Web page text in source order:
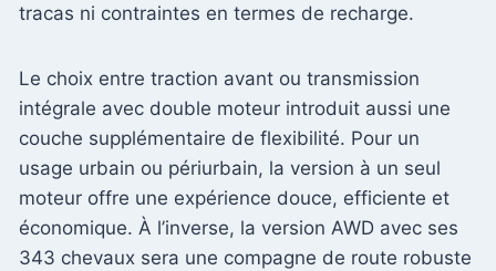
tracas ni contraintes en termes de recharge.
Le choix entre traction avant ou transmission
intégrale avec double moteur introduit aussi une
couche supplémentaire de flexibilité. Pour un
usage urbain ou périurbain, la version à un seul
moteur offre une expérience douce, efficiente et
économique. À l’inverse, la version AWD avec ses
343 chevaux sera une compagne de route robuste